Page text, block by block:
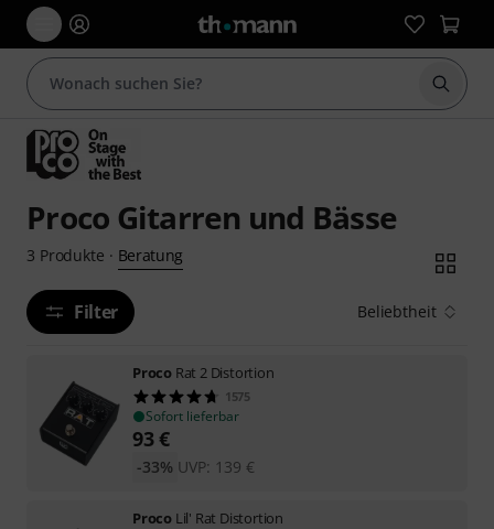
Suche
Proco Gitarren und Bässe
3 Produkte · Beratung
Filter Beliebtheit
Proco Rat 2 Distortion
1575
Sofort lieferbar
93€
UVP: 139 €
-33%
Proco Lil' Rat Distortion